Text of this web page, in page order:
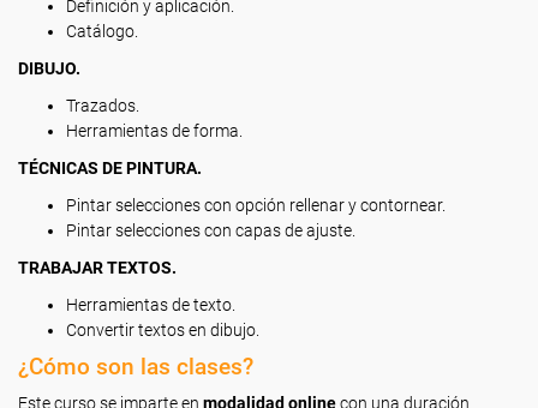
Definición y aplicación.
Catálogo.
DIBUJO.
Trazados.
Herramientas de forma.
TÉCNICAS DE PINTURA.
Pintar selecciones con opción rellenar y contornear.
Pintar selecciones con capas de ajuste.
TRABAJAR TEXTOS.
Herramientas de texto.
Convertir textos en dibujo.
¿Cómo son las clases?
Este curso se imparte en modalidad onlinecon una duración